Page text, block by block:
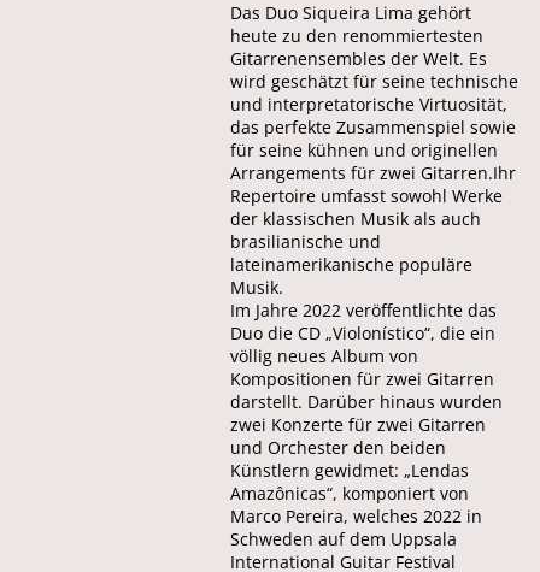
Das Duo Siqueira Lima gehört
heute zu den renommiertesten
Gitarrenensembles der Welt. Es
wird geschätzt für seine technische
und interpretatorische Virtuosität,
das perfekte Zusammenspiel sowie
für seine kühnen und originellen
Arrangements für zwei Gitarren.Ihr
Repertoire umfasst sowohl Werke
der klassischen Musik als auch
brasilianische und
lateinamerikanische populäre
Musik.
Im Jahre 2022 veröffentlichte das
Duo die CD „Violonístico“, die ein
völlig neues Album von
Kompositionen für zwei Gitarren
darstellt. Darüber hinaus wurden
zwei Konzerte für zwei Gitarren
und Orchester den beiden
Künstlern gewidmet: „Lendas
Amazônicas“, komponiert von
Marco Pereira, welches 2022 in
Schweden auf dem Uppsala
International Guitar Festival